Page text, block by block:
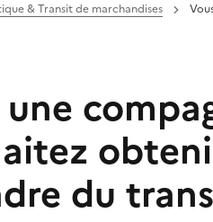
& Transit de marchandises
du